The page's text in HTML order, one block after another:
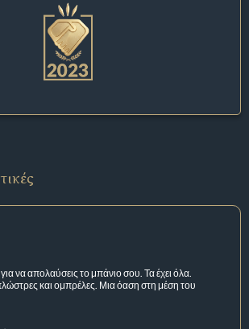
να απολαύσεις το μπάνιο σου. Τα έχει όλα.
και ομπρέλες. Μια όαση στη μέση του